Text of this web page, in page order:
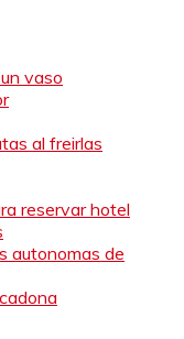
vaso
al freirlas
reservar hotel
autonomas de